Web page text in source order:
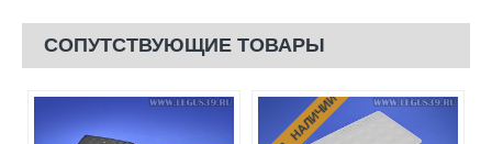
СОПУТСТВУЮЩИЕ ТОВАРЫ